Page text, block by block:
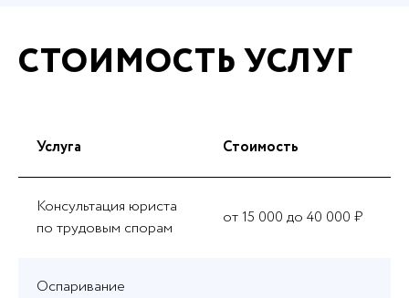
СТОИМОСТЬ УСЛУГ
Услуга Стоимость
Консультация юриста
по трудовым спорам
от 15 000 до 40 000 ₽
Оспаривание